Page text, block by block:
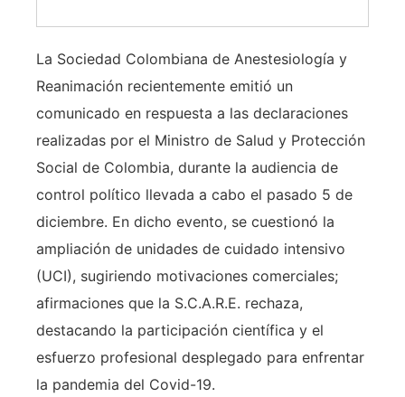
La Sociedad Colombiana de Anestesiología y
Reanimación recientemente emitió un
comunicado en respuesta a las declaraciones
realizadas por el Ministro de Salud y Protección
Social de Colombia, durante la audiencia de
control político llevada a cabo el pasado 5 de
diciembre. En dicho evento, se cuestionó la
ampliación de unidades de cuidado intensivo
(UCI), sugiriendo motivaciones comerciales;
afirmaciones que la S.C.A.R.E. rechaza,
destacando la participación científica y el
esfuerzo profesional desplegado para enfrentar
la pandemia del Covid-19.